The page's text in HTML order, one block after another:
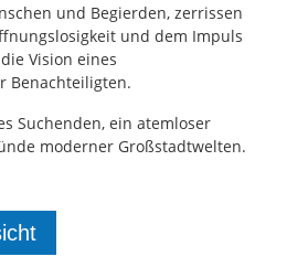
und Begierden, zerrissen
und dem Impuls
Vision eines
Benachteiligten.
Suchenden, ein atemloser
moderner Großstadtwelten.